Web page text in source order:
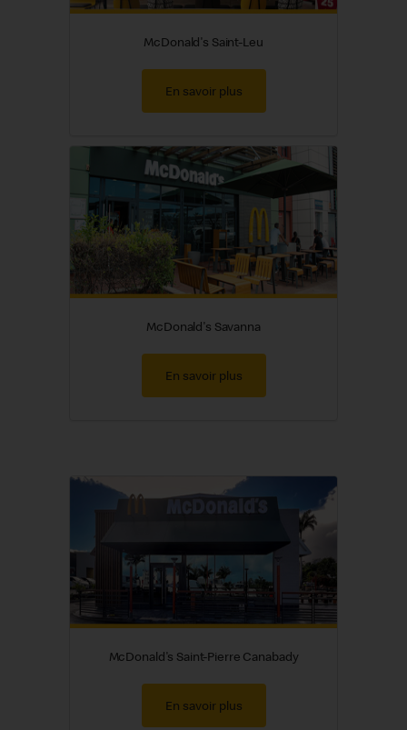
McDonald's Saint-Leu
En savoir plus
McDonald's Savanna
En savoir plus
McDonald's Saint-Pierre Canabady
En savoir plus